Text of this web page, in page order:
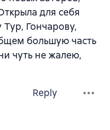
для себя
Гончарову,
большую часть
чуть не жалею,
Reply